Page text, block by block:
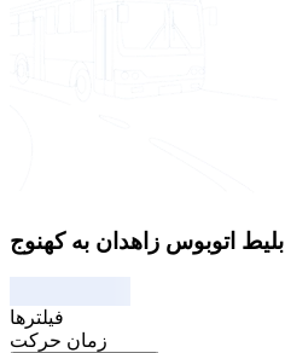
بلیط اتوبوس زاهدان به کهنوج
فیلترها
زمان حرکت